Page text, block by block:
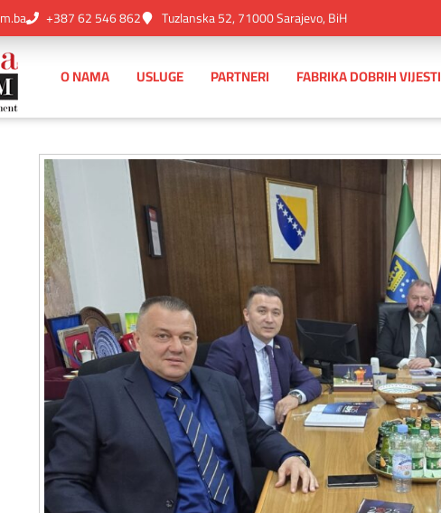
+387 62 546 862 Tuzlanska 52, 71000 Sarajevo, BiH
O NAMA USLUGE PARTNERI FABRIKA DOBRIH VIJESTI